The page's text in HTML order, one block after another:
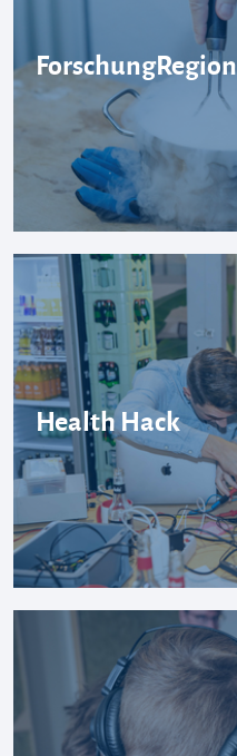
ForschungRegion
Health Hack